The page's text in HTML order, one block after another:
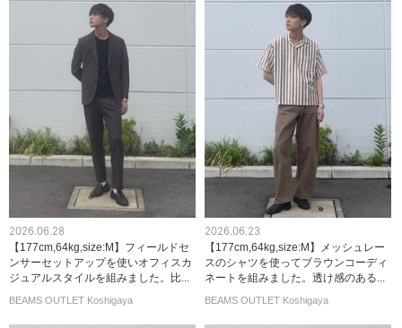
2026.06.28
【177cm,64kg,size:M】フィールドセ
ンサーセットアップを使いオフィスカ
ジュアルスタイルを組みました。比...
BEAMS OUTLET Koshigaya
2026.06.23
【177cm,64kg,size:M】メッシュレー
スのシャツを使ってブラウンコーディ
ネートを組みました。透け感のある...
BEAMS OUTLET Koshigaya